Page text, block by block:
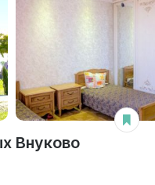
Внуково